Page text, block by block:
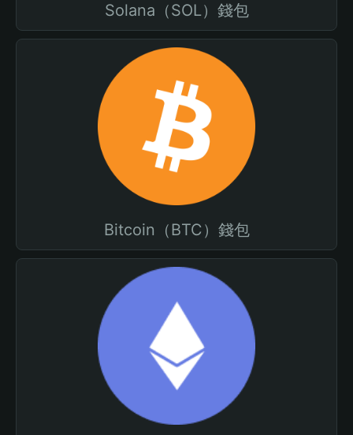
Solana（SOL）錢包
Bitcoin（BTC）錢包